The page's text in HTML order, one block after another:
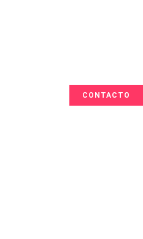
CONTACTO